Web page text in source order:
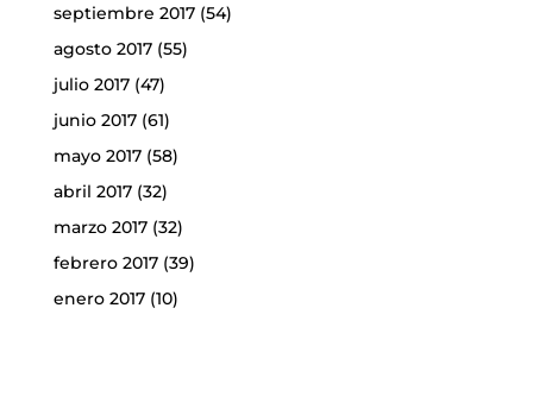
septiembre 2017(54)
agosto 2017(55)
julio 2017(47)
junio 2017(61)
mayo 2017(58)
abril 2017(32)
marzo 2017(32)
febrero 2017(39)
enero 2017(10)